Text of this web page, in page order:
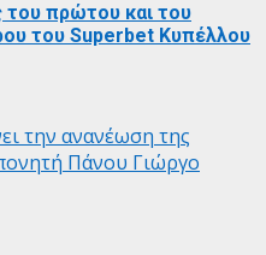
του πρώτου και του
του Superbet Κυπέλλου
την ανανέωση της
Πάνου Γιώργο